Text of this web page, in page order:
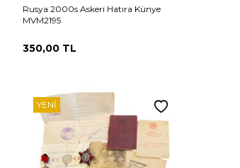
Rusya 2000s Askeri Hatıra Künye
MVM2195
350,00 TL
YENI